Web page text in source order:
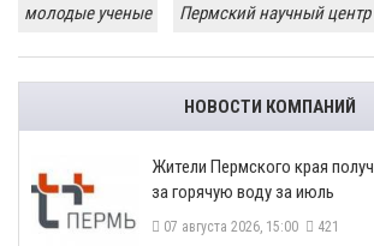
молодые ученые
Пермский научный центр
НОВОСТИ КОМПАНИЙ
​Жители Пермского края
за горячую воду за июль
07 августа 2026, 15:00 421